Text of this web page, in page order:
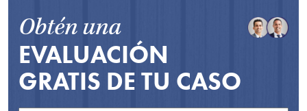
Obtén una
EVALUACIÓN
GRATIS DE TU CASO